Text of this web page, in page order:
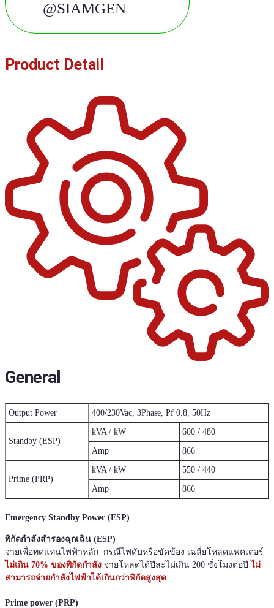
@SIAMGEN
Product Detail
General
Output Power 400/230Vac, 3Phase, Pf 0.8, 50Hz
Standby (ESP)
kVA / kW 600 / 480
Amp 866
Prime (PRP)
kVA / kW 550 / 440
Amp 866
Emergency Standby Power (ESP)
พิกัดกำลังสำรองฉุกเฉิน (ESP)
จ่ายเพื่อทดแทนไฟฟ้าหลัก กรณีไฟดับหรือขัดข้อง เฉลี่ยโหลดแฟคเตอร์
ไม่เกิน 70% ของพิกัดกำลัง จ่ายโหลดได้ปีละไม่เกิน 200 ชั่งโมงต่อปี ไม่
สามารถจ่ายกำลังไฟฟ้าได้เกินกว่าพิกัดสูงสุด
Prime power (PRP)